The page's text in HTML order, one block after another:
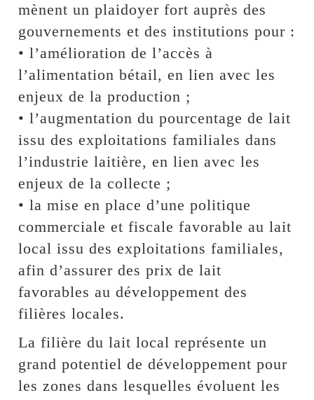
mènent un plaidoyer fort auprès des
gouvernements et des institutions pour :
• l’amélioration de l’accès à
l’alimentation bétail, en lien avec les
enjeux de la production ;
• l’augmentation du pourcentage de lait
issu des exploitations familiales dans
l’industrie laitière, en lien avec les
enjeux de la collecte ;
• la mise en place d’une politique
commerciale et fiscale favorable au lait
local issu des exploitations familiales,
afin d’assurer des prix de lait
favorables au développement des
filières locales.
La filière du lait local représente un
grand potentiel de développement pour
les zones dans lesquelles évoluent les